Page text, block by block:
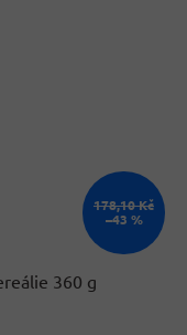
178,10 Kč
–43 %
360 g